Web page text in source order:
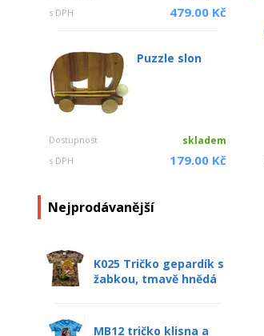
s DPH 479.00 Kč
Puzzle slon
Dostupnost skladem
s DPH 179.00 Kč
Nejprodávanější
K025 Tričko gepardík s
žabkou, tmavě hnědá
MB12 tričko klisna a